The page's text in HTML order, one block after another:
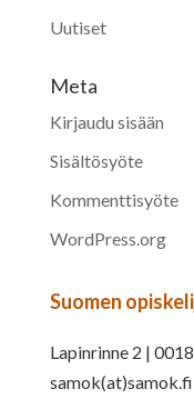
Uutiset
Meta
Kirjaudu sisään
Sisältösyöte
Kommenttisyöte
WordPress.org
Suomen
Lapinrinne 2 |
samok(at)samok.fi